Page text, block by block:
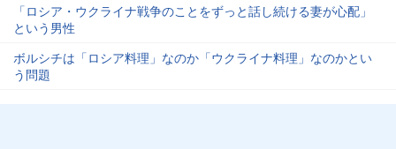
「ロシア・ウクライナ戦争のことをずっと話し続ける妻が心配」
という男性
ボルシチは「ロシア料理」なのか「ウクライナ料理」なのかとい
う問題